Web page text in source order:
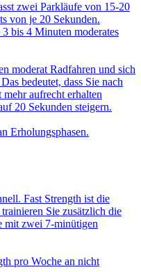
zwei Parkläufe von 15-20
von je 20 Sekunden.
bis 4 Minuten moderates
moderat Radfahren und sich
bedeutet, dass Sie nach
aufrecht erhalten
20 Sekunden steigern.
Erholungsphasen.
Fast Strength ist die
Sie zusätzlich die
mit zwei 7-minütigen
pro Woche an nicht